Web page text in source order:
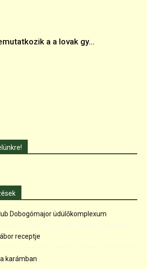
a a lovak gy...
Dobogómajor üdülőkomplexum
receptje
karámban